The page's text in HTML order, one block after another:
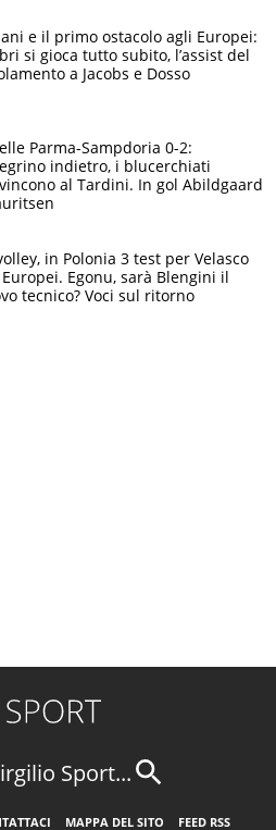
e il primo ostacolo agli Europei:
si gioca tutto subito, l’assist del
a Jacobs e Dosso
Parma-Sampdoria 0-2:
indietro, i blucerchiati
al Tardini. In gol Abildgaard
in Polonia 3 test per Velasco
Egonu, sarà Blengini il
tecnico? Voci sul ritorno
Sport...
MAPPA DEL SITO FEED RSS